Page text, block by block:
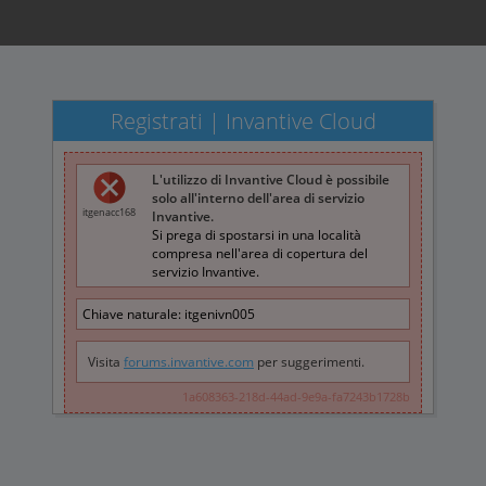
Registrati | Invantive Cloud
itgenacc168
L'utilizzo di Invantive Cloud è possibile
solo all'interno dell'area di servizio
Invantive.
Si prega di spostarsi in una località
compresa nell'area di copertura del
servizio Invantive.
Chiave naturale: itgenivn005
Visita forums.invantive.com per suggerimenti.
1a608363-218d-44ad-9e9a-fa7243b1728b